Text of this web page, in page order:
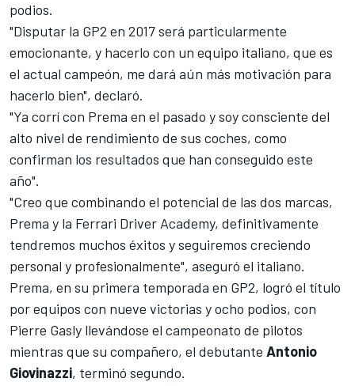
podios.
"Disputar la GP2 en 2017 será particularmente
emocionante, y hacerlo con un equipo italiano, que es
el actual campeón, me dará aún más motivación para
hacerlo bien", declaró.
"Ya corrí con Prema en el pasado y soy consciente del
alto nivel de rendimiento de sus coches, como
confirman los resultados que han conseguido este
año".
"Creo que combinando el potencial de las dos marcas,
Prema y la Ferrari Driver Academy, definitivamente
tendremos muchos éxitos y seguiremos creciendo
personal y profesionalmente", aseguró el italiano.
Prema, en su primera temporada en GP2, logró el título
por equipos con nueve victorias y ocho podios, con
Pierre Gasly llevándose el campeonato de pilotos
mientras que su compañero, el debutante Antonio
Giovinazzi, terminó segundo.